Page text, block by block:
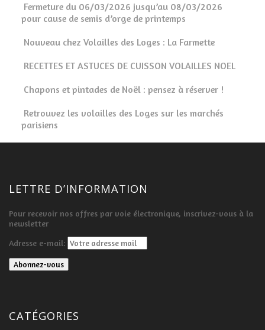
Fermeture du 06/03/2026 jusqu’au 08/03/2026
pour cause de semis d’orge de printemps
Nouveau chez Volailles des Loges : La Farmette
RECETTES ET ASTUCES DE CUISSON VOLAILLES NOEL
Chapons et pintades de Noël : pensez à réserver !
Retrouvez les volailles des Loges sur les marchés
parisiens
LETTRE D’INFORMATION
Pour recevoir nos offres par voie électronique, inscrivez-vous à la
newsletter
Adresse e-mail:
CATÉGORIES